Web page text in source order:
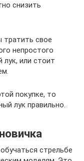
снизить
тратить свое
непростого
лук, или стоит
покупке, то
лук правильно.
стрельбе